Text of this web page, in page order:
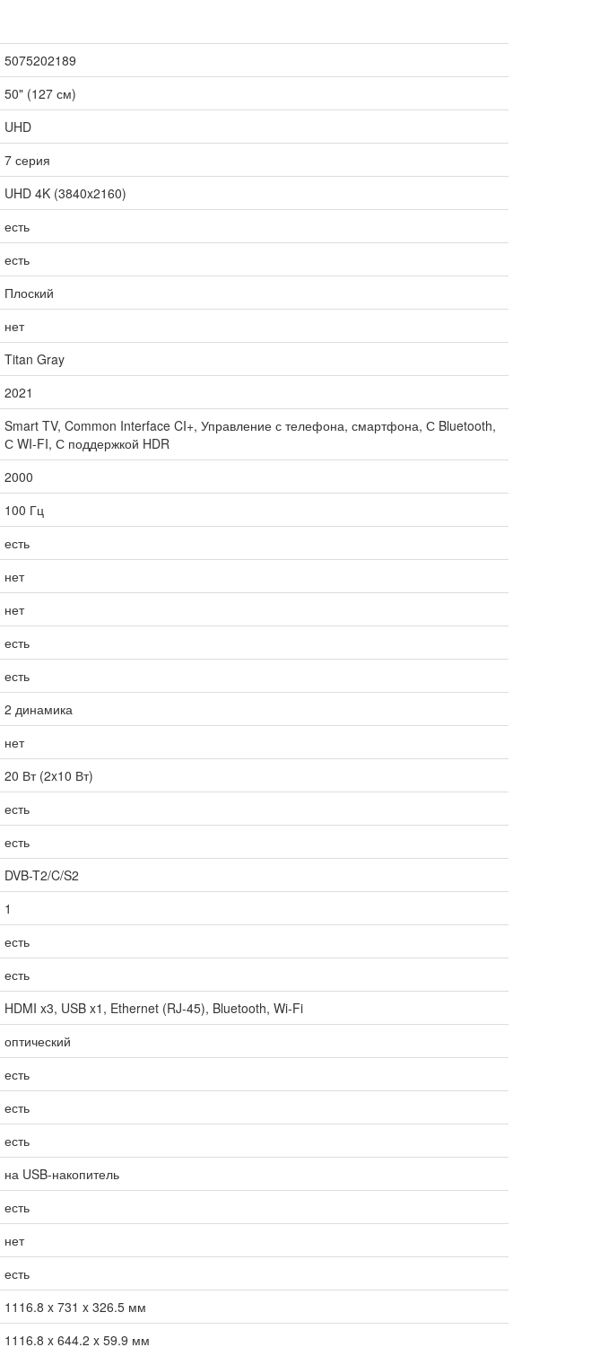
5075202189
50" (127 см)
UHD
7 серия
UHD 4K (3840x2160)
есть
есть
Плоский
нет
Titan Gray
2021
Smart TV, Common Interface CI+, Управление с телефона, смартфона, С Bluetooth,
С WI-FI, С поддержкой HDR
2000
100 Гц
есть
нет
нет
есть
есть
2 динамика
нет
20 Вт (2x10 Вт)
есть
есть
DVB-T2/C/S2
1
есть
есть
HDMI x3, USB x1, Ethernet (RJ-45), Bluetooth, Wi-Fi
оптический
есть
есть
есть
на USB-накопитель
есть
нет
есть
1116.8 x 731 x 326.5 мм
1116.8 x 644.2 x 59.9 мм